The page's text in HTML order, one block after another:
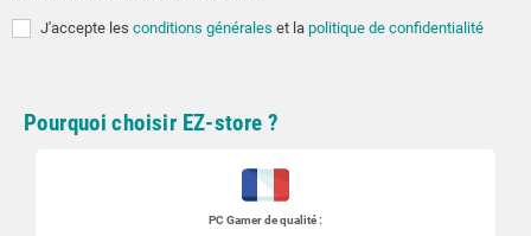
J'accepte les conditions générales et la politique de confidentialité
Pourquoi choisir EZ-store ?
PC Gamerde qualité :